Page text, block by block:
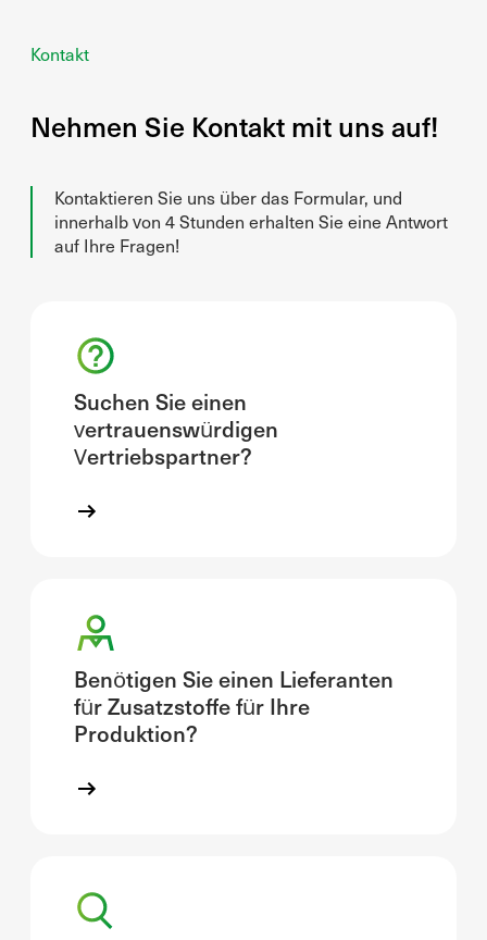
Kontakt
Nehmen Sie Kontakt mit uns auf!
Kontaktieren Sie uns über das Formular, und
innerhalb von 4 Stunden erhalten Sie eine Antwort
auf Ihre Fragen!
Suchen Sie einen
vertrauenswürdigen
Vertriebspartner?
Benötigen Sie einen Lieferanten
für Zusatzstoffe für Ihre
Produktion?